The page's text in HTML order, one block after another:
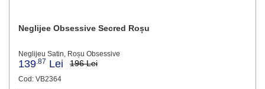
Neglijee Obsessive Secred Roșu
Neglijeu Satin, Roșu Obsessive
139 .87 Lei 196 Lei
Cod: VB2364